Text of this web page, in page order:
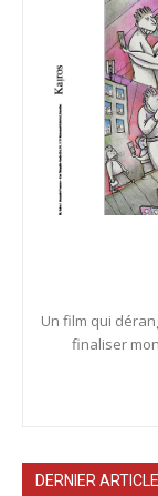
Un film qui
finaliser
DERNIER ARTICLE